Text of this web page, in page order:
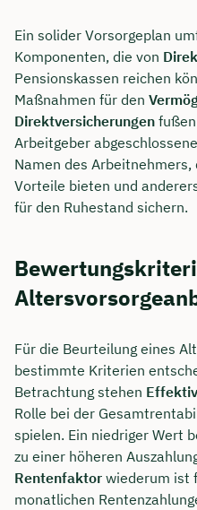
Ein solider Vorsorgeplan
Komponenten, die von
Pensionskassen reichen
Maßnahmen für den
Direktversicherungen
Arbeitgeber
Namen des
Vorteile bieten und
für den Ruhestand sichern.
Für die Beurteilung eines
bestimmte Kriterien
Betrachtung stehen
Rolle bei der
spielen. Ein niedriger Wert
zu einer höheren
Rentenfaktor wiederum ist
monatlichen